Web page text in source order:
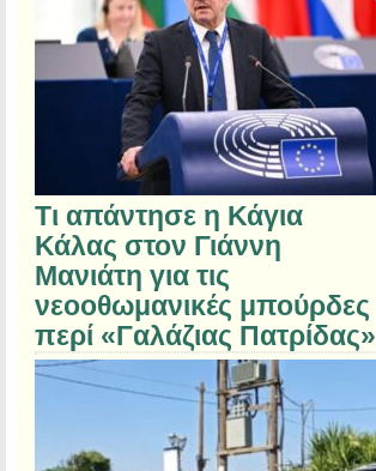
Τι απάντησε η Κάγια
Κάλας στον Γιάννη
Μανιάτη για τις
νεοοθωμανικές μπούρδες
περί «Γαλάζιας Πατρίδας»